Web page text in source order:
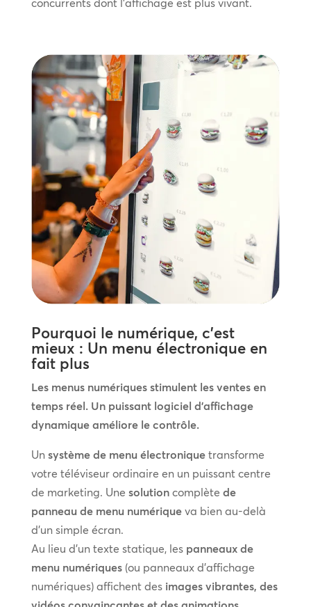
concurrents dont l’affichage est plus vivant.
Pourquoi le numérique, c’est
mieux : Un menu électronique en
fait plus
Les menus numériques stimulent les ventes en
temps réel. Un puissant logiciel d’affichage
dynamique améliore le contrôle.
Un système de menu électroniquetransforme
votre téléviseur ordinaire en un puissant centre
de marketing. Une solutioncomplète de
panneau de menu numériqueva bien au-delà
d’un simple écran.
Au lieu d’un texte statique, les panneaux de
menu numériques(ou panneaux d’affichage
numériques) affichent des images vibrantes, des